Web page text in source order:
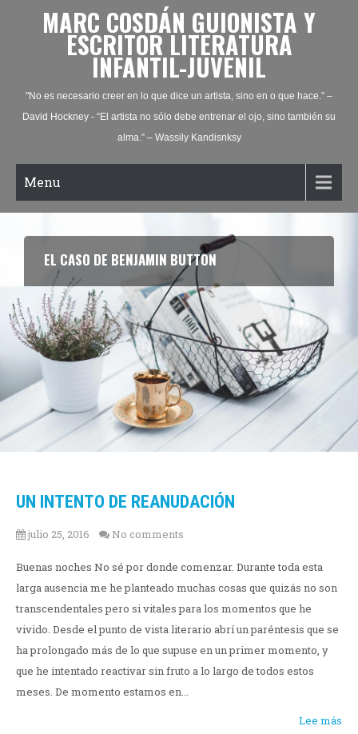
MARC COSDÁN GUIONISTA Y
ESCRITOR LITERATURA
INFANTIL-JUVENIL
"No es necesario creer en lo que dice un artista, sino en o que hace.” –
David Hockney - “El artista no sólo debe entrenar el ojo, sino también su
alma.” – Wassily Kandisnksy
Menu
EL CASO DE BENJAMIN BUTTON
UN INTENTO DE REANUDACIÓN
julio 25, 2016 No comments
Buenas noches No sé por donde comenzar. Durante toda esta
larga ausencia me he planteado muchas cosas que quizás no son
transcendentales pero si vitales para los momentos que he
vivido. Desde el punto de vista literario abrí un paréntesis que se
ha prolongado más de lo que supuse en un primer momento, y
que he intentado reactivar sin fruto a lo largo de todos estos
meses. De momento estamos en...
Lee más